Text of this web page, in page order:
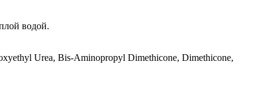
водой.
Urea, Bis-Aminopropyl Dimethicone, Dimethicone,